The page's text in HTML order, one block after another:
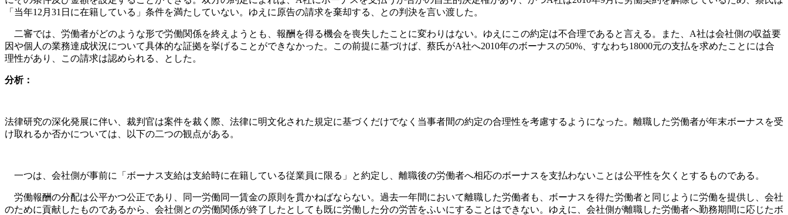
「当年12月31日に在籍している」条件を満たしていない。ゆえに原告の請求を棄却する、との判決を言い渡した。
二審では、労働者がどのような形で労働関係を終えようとも、報酬を得る機会を喪失したことに変わりはない。ゆえにこの約定は不合理であると言える。また、A社は会社側の収益要
因や個人の業務達成状況について具体的な証拠を挙げることができなかった。この前提に基づけば、蔡氏がA社へ2010年のボーナスの50%、すなわち18000元の支払を求めたことには合
理性があり、この請求は認められる、とした。
分析：
法律研究の深化発展に伴い、裁判官は案件を裁く際、法律に明文化された規定に基づくだけでなく当事者間の約定の合理性を考慮するようになった。離職した労働者が年末ボーナスを受
け取れるか否かについては、以下の二つの観点がある。
一つは、会社側が事前に「ボーナス支給は支給時に在籍している従業員に限る」と約定し、離職後の労働者へ相応のボーナスを支払わないことは公平性を欠くとするものである。
労働報酬の分配は公平かつ公正であり、同一労働同一賃金の原則を貫かねばならない。過去一年間において離職した労働者も、ボーナスを得た労働者と同じように労働を提供し、会社
のために貢献したものであるから、会社側との労働関係が終了したとしても既に労働した分の労苦をふいにすることはできない。ゆえに、会社側が離職した労働者へ勤務期間に応じたボ